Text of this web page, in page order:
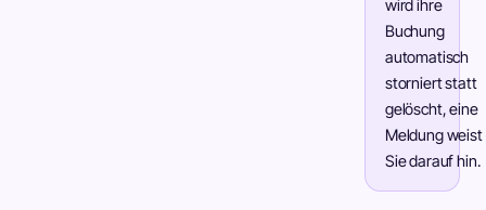
wird ihre
Buchung
automatisch
storniert statt
gelöscht, eine
Meldung weist
Sie darauf hin.